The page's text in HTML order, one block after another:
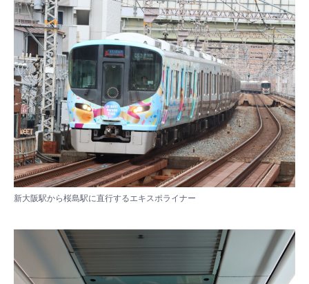
新大阪駅から桜島駅に直行するエキスポライナー